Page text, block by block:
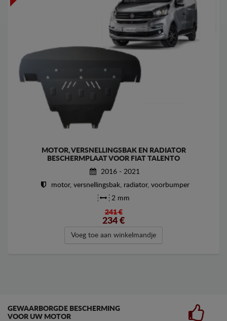
MOTOR, VERSNELLINGSBAK EN RADIATOR
BESCHERMPLAAT VOOR FIAT TALENTO
2016 - 2021
motor, versnellingsbak, radiator, voorbumper
2 mm
241 €
234 €
Voeg toe aan winkelmandje
GEWAARBORGDE BESCHERMING
VOOR UW MOTOR